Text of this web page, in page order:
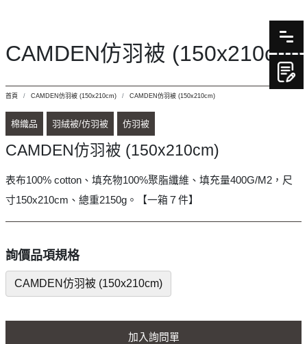
CAMDEN仿羽被 (150x210cm)
首頁 CAMDEN仿羽被 (150x210cm) CAMDEN仿羽被 (150x210cm)
棉織品 羽絨被/仿羽被 仿羽被
CAMDEN仿羽被 (150x210cm)
表布100% cotton、填充物100%聚脂纖維、填充量400G/M2，尺
寸150x210cm、總重2150g。【一箱７件】
詢價品項規格
CAMDEN仿羽被 (150x210cm)
加入詢問單